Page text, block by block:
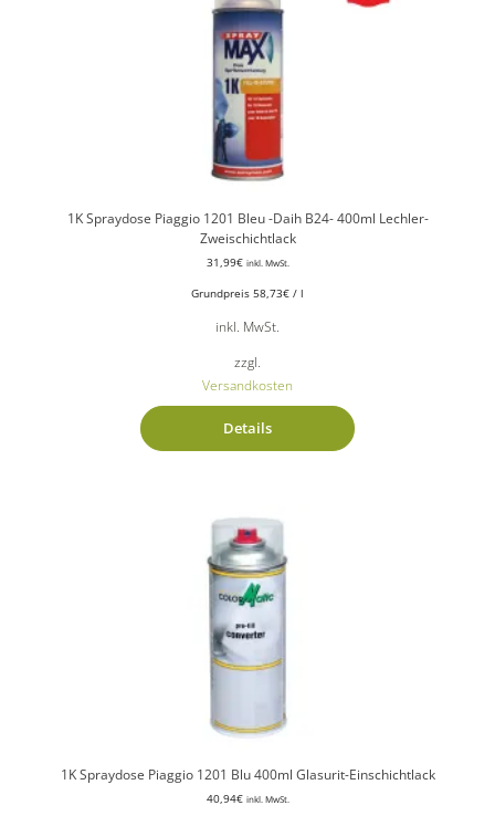
1K Spraydose Piaggio 1201 Bleu -Daih B24- 400ml Lechler-
Zweischichtlack
31,99€ inkl. MwSt.
Grundpreis 58,73€ / l
inkl. MwSt.
zzgl.
Versandkosten
Details
1K Spraydose Piaggio 1201 Blu 400ml Glasurit-Einschichtlack
40,94€ inkl. MwSt.